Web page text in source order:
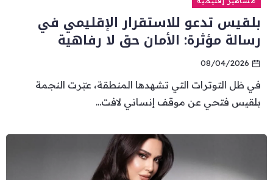
بلقيس تدعو للاستقرار الإقليمي في
رسالة مؤثرة: الأمان حق لا رفاهية
08/04/2026
في ظل التوترات التي تشهدها المنطقة، عبّرت النجمة
بلقيس فتحي عن موقف إنساني لافت...